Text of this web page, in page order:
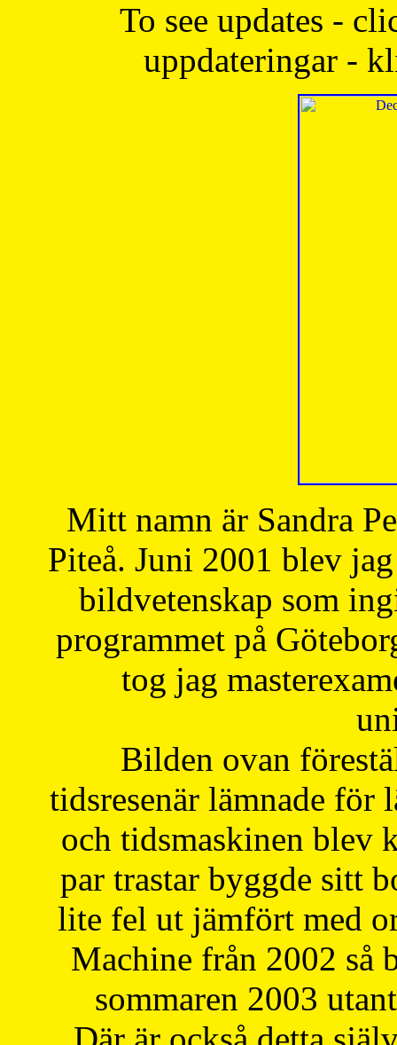
To see updates -
uppdateringar -
Mitt namn är Sandra
Piteå. Juni 2001 blev
bildvetenskap som
programmet på
tog jag
Bilden ovan
tidsresenär lämnade för
och tidsmaskinen blev
par trastar byggde sitt
lite fel ut jämfört med
Machine från 2002 så
sommaren 2003